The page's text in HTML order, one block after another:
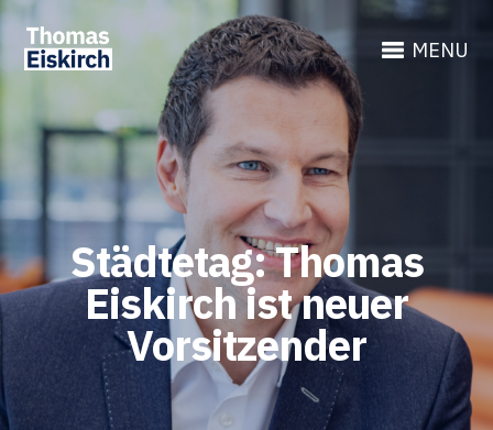
MENU
Städtetag: Thomas
Eiskirch ist neuer
Vorsitzender